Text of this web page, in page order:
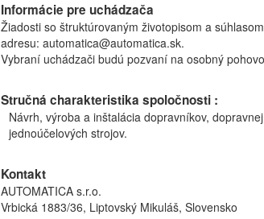
Informácie pre uchádzača
Žiadosti so štruktúrovaným životopisom a
adresu: automatica@automatica.sk.
Vybraní uchádzači budú pozvaní na osobný
Stručná charakteristika spoločnosti :
Návrh, výroba a inštalácia dopravníkov,
jednoúčelových strojov.
Kontakt
AUTOMATICA s.r.o.
Vrbická 1883/36, Liptovský Mikuláš, Slovensko